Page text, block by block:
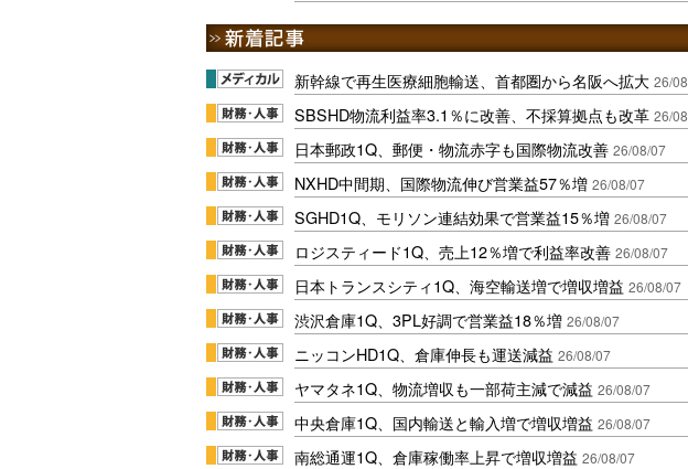
新幹線で再生医療細胞輸送、首都圏から名阪へ拡大 26/
SBSHD物流利益率3.1％に改善、不採算拠点も改革 26/
日本郵政1Q、郵便・物流赤字も国際物流改善 26/08/07
NXHD中間期、国際物流伸び営業益57％増 26/08/07
SGHD1Q、モリソン連結効果で営業益15％増 26/08/07
ロジスティード1Q、売上12％増で利益率改善 26/08/07
日本トランスシティ1Q、海空輸送増で増収増益 26/08/07
渋沢倉庫1Q、3PL好調で営業益18％増 26/08/07
ニッコンHD1Q、倉庫伸長も運送減益 26/08/07
ヤマタネ1Q、物流増収も一部荷主減で減益 26/08/07
中央倉庫1Q、国内輸送と輸入増で増収増益 26/08/07
南総通運1Q、倉庫稼働率上昇で増収増益 26/08/07